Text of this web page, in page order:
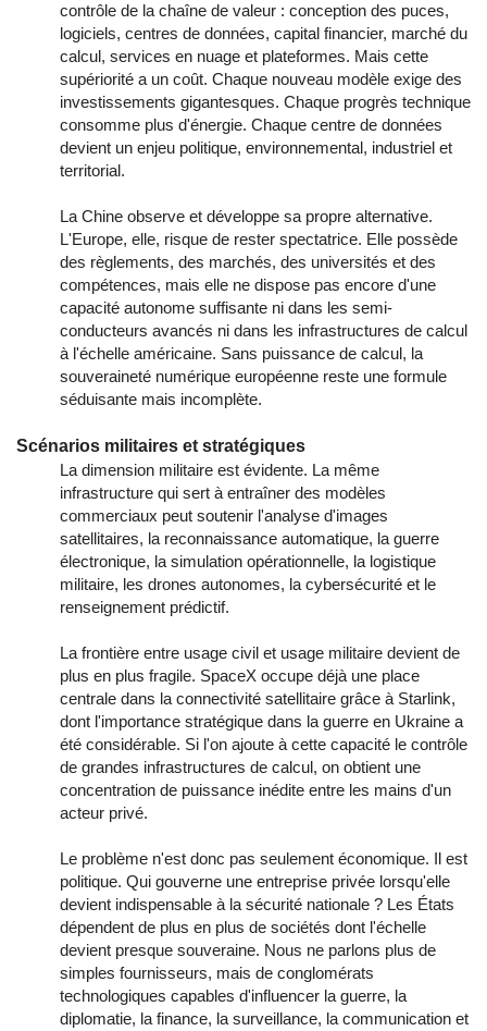
contrôle de la chaîne de valeur : conception des puces,
logiciels, centres de données, capital financier, marché du
calcul, services en nuage et plateformes. Mais cette
supériorité a un coût. Chaque nouveau modèle exige des
investissements gigantesques. Chaque progrès technique
consomme plus d'énergie. Chaque centre de données
devient un enjeu politique, environnemental, industriel et
territorial.
La Chine observe et développe sa propre alternative.
L'Europe, elle, risque de rester spectatrice. Elle possède
des règlements, des marchés, des universités et des
compétences, mais elle ne dispose pas encore d'une
capacité autonome suffisante ni dans les semi-
conducteurs avancés ni dans les infrastructures de calcul
à l'échelle américaine. Sans puissance de calcul, la
souveraineté numérique européenne reste une formule
séduisante mais incomplète.
Scénarios militaires et stratégiques
La dimension militaire est évidente. La même
infrastructure qui sert à entraîner des modèles
commerciaux peut soutenir l'analyse d'images
satellitaires, la reconnaissance automatique, la guerre
électronique, la simulation opérationnelle, la logistique
militaire, les drones autonomes, la cybersécurité et le
renseignement prédictif.
La frontière entre usage civil et usage militaire devient de
plus en plus fragile. SpaceX occupe déjà une place
centrale dans la connectivité satellitaire grâce à Starlink,
dont l'importance stratégique dans la guerre en Ukraine a
été considérable. Si l'on ajoute à cette capacité le contrôle
de grandes infrastructures de calcul, on obtient une
concentration de puissance inédite entre les mains d'un
acteur privé.
Le problème n'est donc pas seulement économique. Il est
politique. Qui gouverne une entreprise privée lorsqu'elle
devient indispensable à la sécurité nationale ? Les États
dépendent de plus en plus de sociétés dont l'échelle
devient presque souveraine. Nous ne parlons plus de
simples fournisseurs, mais de conglomérats
technologiques capables d'influencer la guerre, la
diplomatie, la finance, la surveillance, la communication et